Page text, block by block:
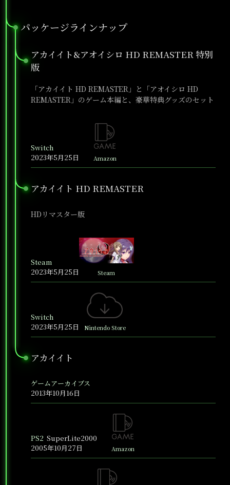
パッケージラインナップ
●
アカイイト&アオイシロ HD REMASTER 特別
版
●
「アカイイト HD REMASTER」と「アオイシロ HD
REMASTER」のゲーム本編と、豪華特典グッズのセット
Switch
2023年5月25日
Amazon
アカイイト HD REMASTER
●
HDリマスター版
Steam
2023年5月25日
Steam
Switch
2023年5月25日
Nintendo Store
アカイイト
●
ゲームアーカイブス
2013年10月16日
PS2 SuperLite2000
2005年10月27日
Amazon